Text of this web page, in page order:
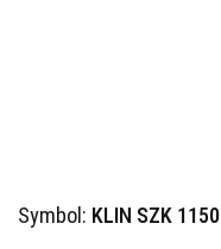
Symbol: KLIN SZK 1150